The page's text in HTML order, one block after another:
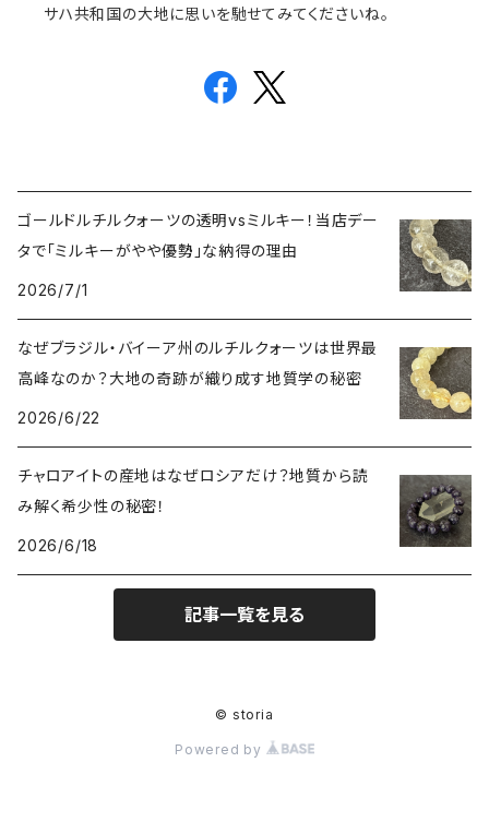
サハ共和国の大地に思いを馳せてみてくださいね。
ゴールドルチルクォーツの透明vsミルキー！当店デー
タで「ミルキーがやや優勢」な納得の理由
2026/7/1
なぜブラジル・バイーア州のルチルクォーツは世界最
高峰なのか？大地の奇跡が織り成す地質学の秘密
2026/6/22
チャロアイトの産地はなぜロシアだけ？地質から読
み解く希少性の秘密！
2026/6/18
記事一覧を見る
© storia
Powered by